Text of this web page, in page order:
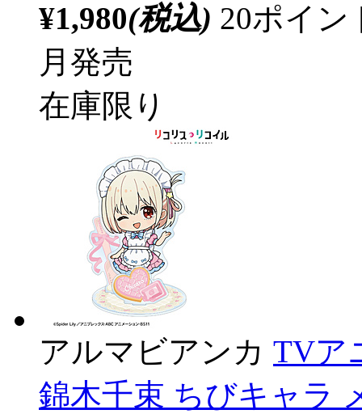
¥1,980(税込) 20ポイ
月発売
在庫限り
アルマビアンカ TVア
錦木千束 ちびキャラ